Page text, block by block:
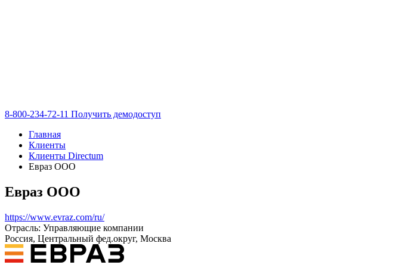
8-800-234-72-11 Получить демодоступ
Главная
Клиенты
Клиенты Directum
Евраз ООО
Евраз ООО
https://www.evraz.com/ru/
Отрасль: Управляющие компании
Россия, Центральный фед.округ, Москва